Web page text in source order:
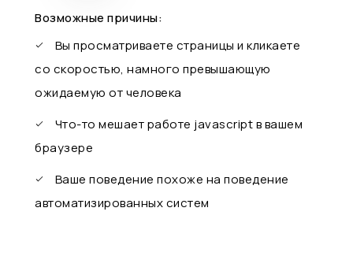
Возможные причины:
Вы просматриваете страницы и кликаете
со скоростью, намного превышающую
ожидаемую от человека
Что-то мешает работе javascript в вашем
браузере
Ваше поведение похоже на поведение
автоматизированных систем